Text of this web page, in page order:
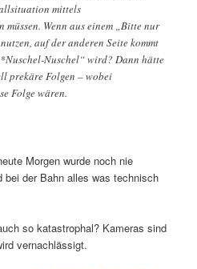
mittels
Wenn aus einem „Bitte nur
auf der anderen Seite kommt
Nuschel“ wird? Dann hätte
prekäre Folgen – wobei
Folge wären.
Morgen wurde noch nie
bei der Bahn alles was technisch
so katastrophal? Kameras sind
vernachlässigt.